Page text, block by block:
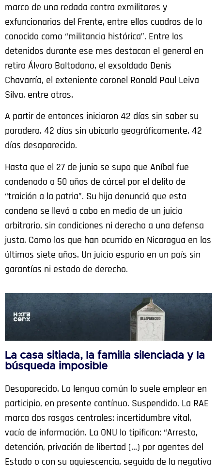
marco de una redada contra exmilitares y
exfuncionarios del Frente, entre ellos cuadros de lo
conocido como “militancia histórica”. Entre los
detenidos durante ese mes destacan el general en
retiro Álvaro Baltodano, el exsoldado Denis
Chavarría, el exteniente coronel Ronald Paul Leiva
Silva, entre otros.
A partir de entonces iniciaron 42 días sin saber su
paradero. 42 días sin ubicarlo geográficamente. 42
días desaparecido.
Hasta que el 27 de junio se supo que Aníbal fue
condenado a 50 años de cárcel por el delito de
“traición a la patria”. Su hija denunció que esta
condena se llevó a cabo en medio de un juicio
arbitrario, sin condiciones ni derecho a una defensa
justa. Como los que han ocurrido en Nicaragua en los
últimos siete años. Un juicio espurio en un país sin
garantías ni estado de derecho.
La casa sitiada, la familia silenciada y la
búsqueda imposible
Desaparecido. La lengua común lo suele emplear en
participio, en presente contínuo. Suspendido. La RAE
marca dos rasgos centrales: incertidumbre vital,
vacío de información. La ONU lo tipifican: “Arresto,
detención, privación de libertad (…) por agentes del
Estado o con su aquiescencia, seguida de la negativa